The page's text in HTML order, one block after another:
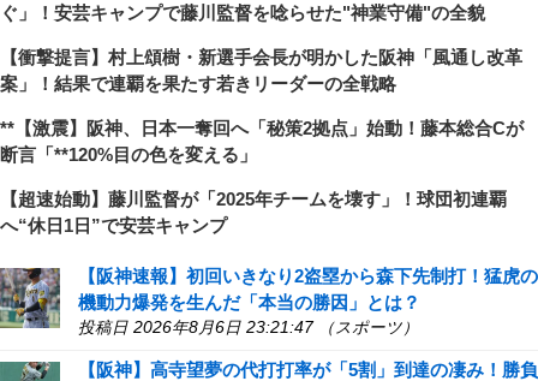
ぐ」！安芸キャンプで藤川監督を唸らせた"神業守備"の全貌
【衝撃提言】村上頌樹・新選手会長が明かした阪神「風通し改革
案」！結果で連覇を果たす若きリーダーの全戦略
**【激震】阪神、日本一奪回へ「秘策2拠点」始動！藤本総合Cが
断言「**120%目の色を変える」
【超速始動】藤川監督が「2025年チームを壊す」！球団初連覇
へ“休日1日”で安芸キャンプ
【阪神速報】初回いきなり2盗塁から森下先制打！猛虎の
機動力爆発を生んだ「本当の勝因」とは？
投稿日 2026年8月6日 23:21:47 （スポーツ）
【阪神】高寺望夢の代打打率が「5割」到達の凄み！勝負